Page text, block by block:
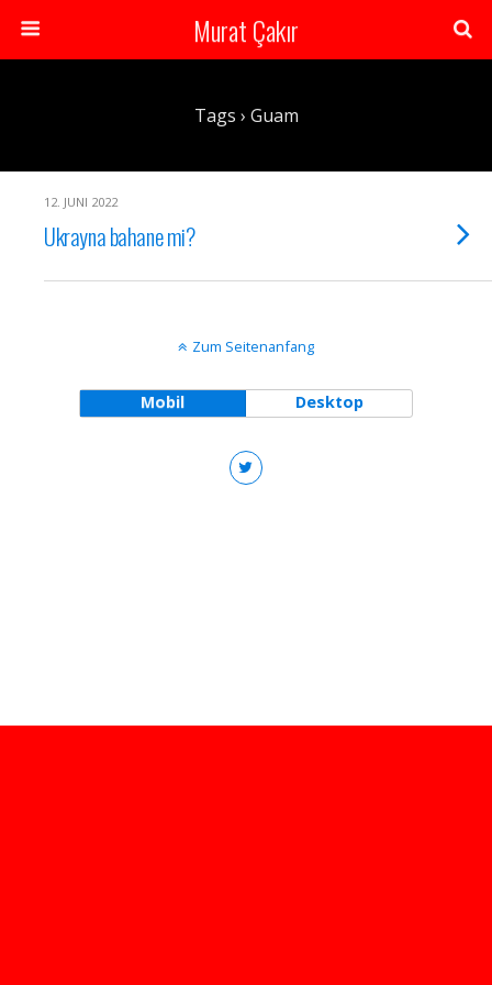
Murat Çakır
Tags › Guam
12. JUNI 2022
Ukrayna bahane mi?
Zum Seitenanfang
Mobil Desktop